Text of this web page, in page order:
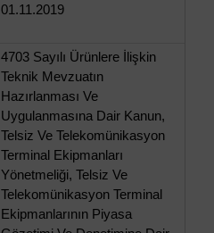
01.11.2019
4703 Sayılı Ürünlere İlişkin
Teknik Mevzuatın
Hazırlanması Ve
Uygulanmasına Dair Kanun,
Telsiz Ve Telekomünikasyon
Terminal Ekipmanları
Yönetmeliği, Telsiz Ve
Telekomünikasyon Terminal
Ekipmanlarının Piyasa